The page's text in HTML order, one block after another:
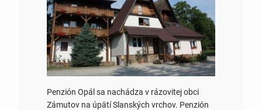
prostredí obklopené…
Penzión Opál sa nachádza v rázovitej obci
Zámutov na úpätí Slanských vrchov. Penzión